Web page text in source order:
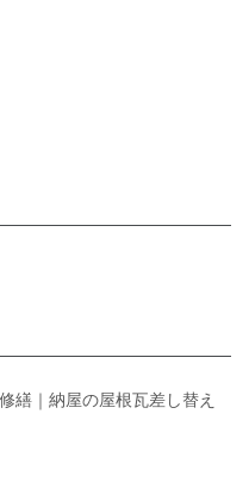
繕｜納屋の屋根瓦差し替え